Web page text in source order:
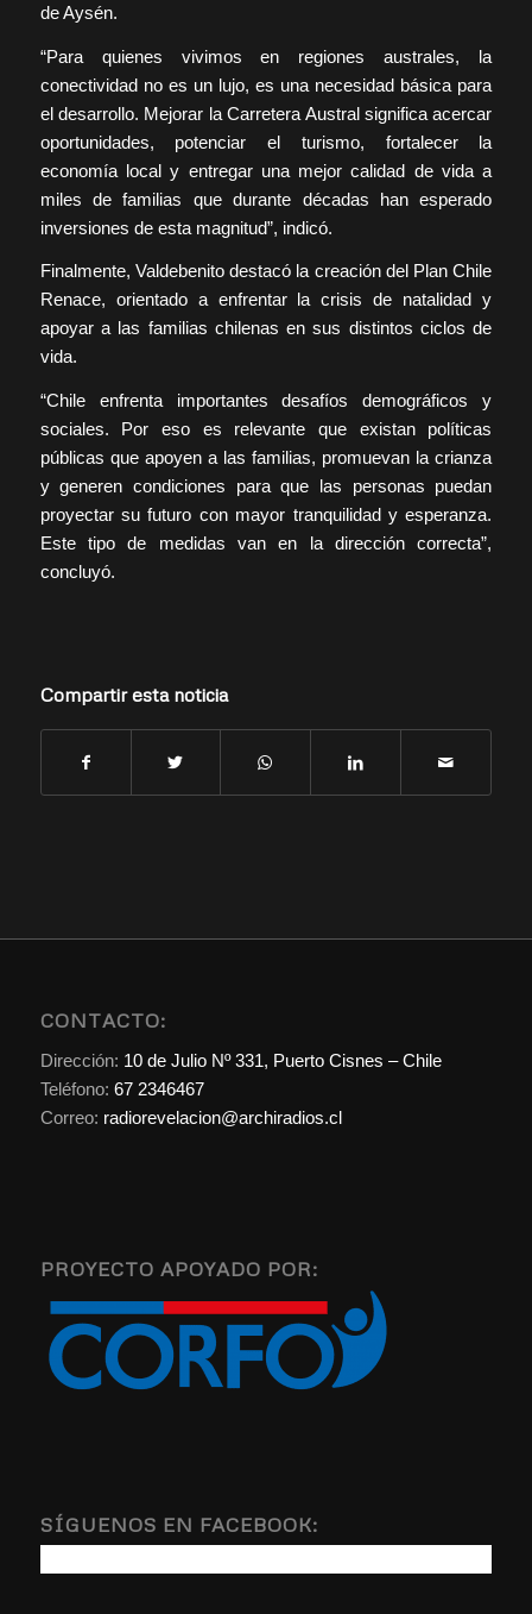
de Aysén.
“Para quienes vivimos en regiones australes, la
conectividad no es un lujo, es una necesidad básica para
el desarrollo. Mejorar la Carretera Austral significa acercar
oportunidades, potenciar el turismo, fortalecer la
economía local y entregar una mejor calidad de vida a
miles de familias que durante décadas han esperado
inversiones de esta magnitud”, indicó.
Finalmente, Valdebenito destacó la creación del Plan Chile
Renace, orientado a enfrentar la crisis de natalidad y
apoyar a las familias chilenas en sus distintos ciclos de
vida.
“Chile enfrenta importantes desafíos demográficos y
sociales. Por eso es relevante que existan políticas
públicas que apoyen a las familias, promuevan la crianza
y generen condiciones para que las personas puedan
proyectar su futuro con mayor tranquilidad y esperanza.
Este tipo de medidas van en la dirección correcta”,
concluyó.
Compartir esta noticia
CONTACTO:
Dirección: 10 de Julio Nº 331, Puerto Cisnes – Chile
Teléfono: 67 2346467
Correo: radiorevelacion@archiradios.cl
PROYECTO APOYADO POR:
SÍGUENOS EN FACEBOOK: